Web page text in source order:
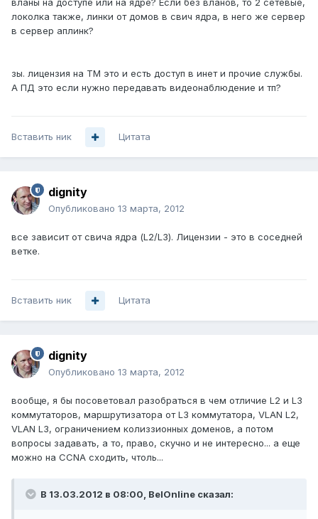
вланы на доступе или на ядре? Если без вланов, то 2 сетевые,
локолка также, линки от домов в свич ядра, в него же сервер
в сервер аплинк?
зы. лицензия на ТМ это и есть доступ в инет и прочие службы.
А ПД это если нужно передавать видеонаблюдение и тп?
Вставить ник Цитата
dignity
Опубликовано 13 марта, 2012
все зависит от свича ядра (L2/L3). Лицензии - это в соседней
ветке.
Вставить ник Цитата
dignity
Опубликовано 13 марта, 2012
вообще, я бы посоветовал разобраться в чем отличие L2 и L3
коммутаторов, маршрутизатора от L3 коммутатора, VLAN L2,
VLAN L3, ограничением колиззионных доменов, а потом
вопросы задавать, а то, право, скучно и не интересно... а еще
можно на CCNA сходить, чтоль...
В 13.03.2012 в 08:00, BelOnline сказал: